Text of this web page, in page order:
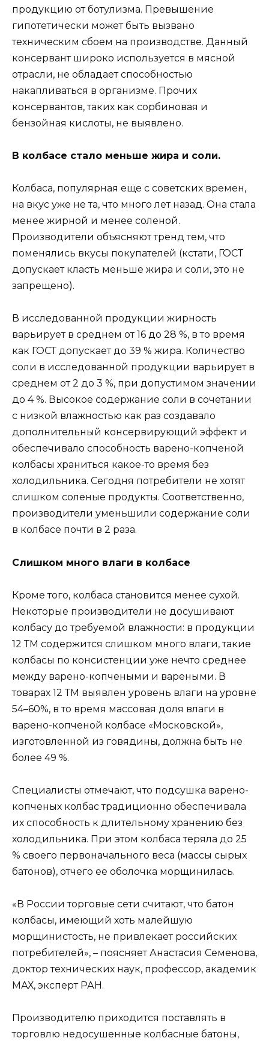
продукцию от ботулизма. Превышение
гипотетически может быть вызвано
техническим сбоем на производстве. Данный
консервант широко используется в мясной
отрасли, не обладает способностью
накапливаться в организме. Прочих
консервантов, таких как сорбиновая и
бензойная кислоты, не выявлено.
В колбасе стало меньше жира и соли.
Колбаса, популярная еще с советских времен,
на вкус уже не та, что много лет назад. Она стала
менее жирной и менее соленой.
Производители объясняют тренд тем, что
поменялись вкусы покупателей (кстати, ГОСТ
допускает класть меньше жира и соли, это не
запрещено).
В исследованной продукции жирность
варьирует в среднем от 16 до 28 %, в то время
как ГОСТ допускает до 39 % жира. Количество
соли в исследованной продукции варьирует в
среднем от 2 до 3 %, при допустимом значении
до 4 %. Высокое содержание соли в сочетании
с низкой влажностью как раз создавало
дополнительный консервирующий эффект и
обеспечивало способность варено-копченой
колбасы храниться какое-то время без
холодильника. Сегодня потребители не хотят
слишком соленые продукты. Соответственно,
производители уменьшили содержание соли
в колбасе почти в 2 раза.
Слишком много влаги в колбасе
Кроме того, колбаса становится менее сухой.
Некоторые производители не досушивают
колбасу до требуемой влажности: в продукции
12 ТМ содержится слишком много влаги, такие
колбасы по консистенции уже нечто среднее
между варено-копчеными и вареными. В
товарах 12 ТМ выявлен уровень влаги на уровне
54–60%, в то время массовая доля влаги в
варено-копченой колбасе «Московской»,
изготовленной из говядины, должна быть не
более 49 %.
Специалисты отмечают, что подсушка варено-
копченых колбас традиционно обеспечивала
их способность к длительному хранению без
холодильника. При этом колбаса теряла до 25
% своего первоначального веса (массы сырых
батонов), отчего ее оболочка морщинилась.
«В России торговые сети считают, что батон
колбасы, имеющий хоть малейшую
морщинистость, не привлекает российских
потребителей», – поясняет Анастасия Семенова,
доктор технических наук, профессор, академик
МАХ, эксперт РАН.
Производителю приходится поставлять в
торговлю недосушенные колбасные батоны,